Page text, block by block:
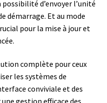
d’envoyer l’unité
démarrage. Et au mode
pour la mise à jour et
complète pour ceux
les systèmes de
conviviale et des